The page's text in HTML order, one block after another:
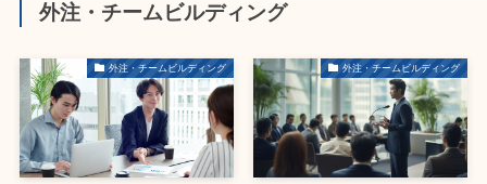
外注・チームビルディング
外注・チームビルディング 外注・チームビルディング